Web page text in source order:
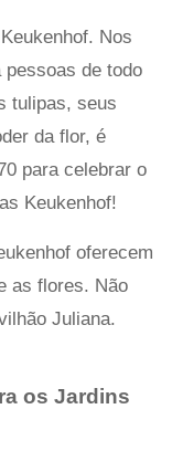
Nos
de todo
tulipas, seus
da flor, é
para celebrar o
Keukenhof!
oferecem
as flores. Não
Juliana.
os Jardins